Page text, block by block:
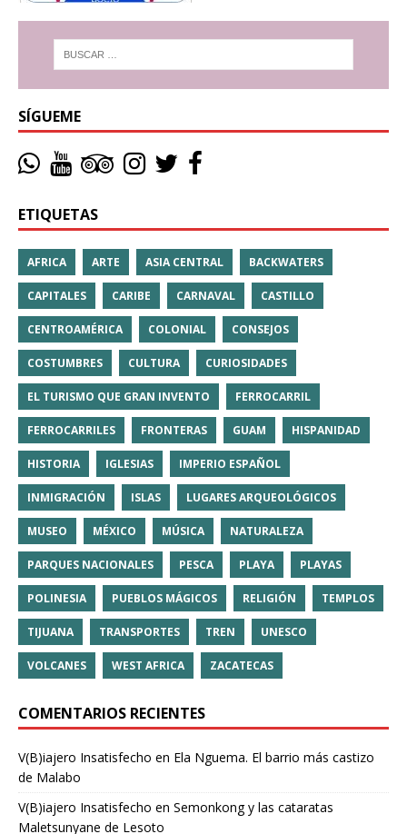
SÍGUEME
ETIQUETAS
AFRICA ARTE ASIA CENTRAL BACKWATERS
CAPITALES CARIBE CARNAVAL CASTILLO
CENTROAMÉRICA COLONIAL CONSEJOS
COSTUMBRES CULTURA CURIOSIDADES
EL TURISMO QUE GRAN INVENTO FERROCARRIL
FERROCARRILES FRONTERAS GUAM HISPANIDAD
HISTORIA IGLESIAS IMPERIO ESPAÑOL
INMIGRACIÓN ISLAS LUGARES ARQUEOLÓGICOS
MUSEO MÉXICO MÚSICA NATURALEZA
PARQUES NACIONALES PESCA PLAYA PLAYAS
POLINESIA PUEBLOS MÁGICOS RELIGIÓN TEMPLOS
TIJUANA TRANSPORTES TREN UNESCO
VOLCANES WEST AFRICA ZACATECAS
COMENTARIOS RECIENTES
V(B)iajero Insatisfecho en Ela Nguema. El barrio más castizo
de Malabo
V(B)iajero Insatisfecho en Semonkong y las cataratas
Maletsunyane de Lesoto